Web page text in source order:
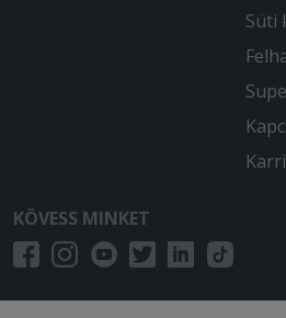
Életem egyik legjobb
vastag tészta, ízletes
állag. Kicsit a csípős ízt
A pizza alja nyers, Soha
Nagyon finom volt
Hamar megkaptam a
Süti
KÖVESS MINKET